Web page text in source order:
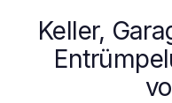
Keller,